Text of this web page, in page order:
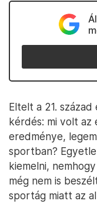
Eltelt a 21.
kérdés: mi volt az
eredménye,
sportban?
kiemelni,
még nem is
sportág miatt az